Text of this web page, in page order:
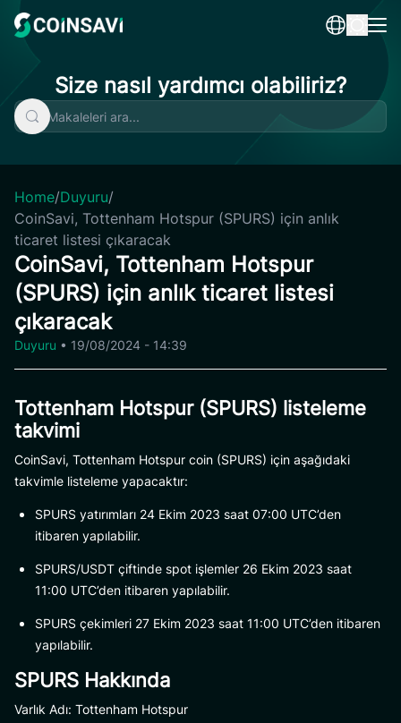
content
Size nasıl yardımcı olabiliriz?
Home/Duyuru/
CoinSavi, Tottenham Hotspur (SPURS) için anlık
ticaret listesi çıkaracak
CoinSavi, Tottenham Hotspur
(SPURS) için anlık ticaret listesi
çıkaracak
Duyuru • 19/08/2024 - 14:39
Tottenham Hotspur (SPURS) listeleme
takvimi
CoinSavi, Tottenham Hotspur coin (SPURS) için aşağıdaki
takvimle listeleme yapacaktır:
SPURS yatırımları 24 Ekim 2023 saat 07:00 UTC’den
itibaren yapılabilir.
SPURS/USDT çiftinde spot işlemler 26 Ekim 2023 saat
11:00 UTC’den itibaren yapılabilir.
SPURS çekimleri 27 Ekim 2023 saat 11:00 UTC’den itibaren
yapılabilir.
SPURS Hakkında
Varlık Adı: Tottenham Hotspur